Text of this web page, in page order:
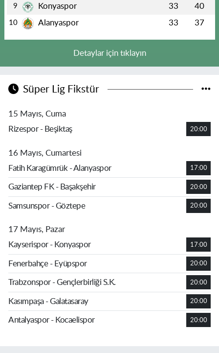
9 Konyaspor 33 40
10 Alanyaspor 33 37
Detaylar için tıklayın
Süper Lig Fikstür
15 Mayıs, Cuma
Rizespor - Beşiktaş
20:00
16 Mayıs, Cumartesi
Fatih Karagümrük - Alanyaspor
17:00
Gaziantep FK - Başakşehir 20:00
Samsunspor - Göztepe 20:00
17 Mayıs, Pazar
Kayserispor - Konyaspor
17:00
Fenerbahçe - Eyüpspor 20:00
Trabzonspor - Gençlerbirliği S.K. 20:00
Kasımpaşa - Galatasaray 20:00
Antalyaspor - Kocaelispor 20:00